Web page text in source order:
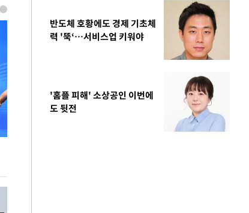
반도체 호황에도 경제 기초체
력 '뚝‘…서비스업 키워야
'홈플 피해' 소상공인 이번에
도 뒷전